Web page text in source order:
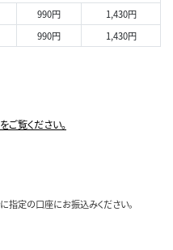
990円
1,430円
990円 1,430円
ご覧ください。
指定の口座にお振込みください。